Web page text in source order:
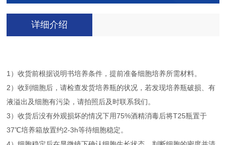
详细介绍
1）收货前根据说明书培养条件，提前准备细胞培养所需材料。
2）收到细胞后，请检查发货培养瓶的状况，若发现培养瓶破损、有
液溢出及细胞有污染，请拍照后及时联系我们。
3）收货后没有外观损坏的情况下用75%酒精消毒后将T25瓶置于
37℃培养箱放置约2-3h等待细胞稳定。